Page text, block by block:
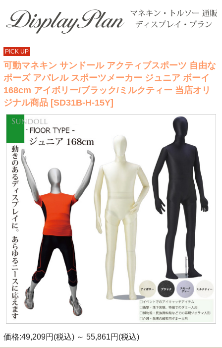
PICK UP
可動マネキン サンドール アクティブスポーツ 自由な
ポーズ アパレル スポーツメーカー ジュニア ボーイ
168cm アイボリー/ブラック/ミルクティー 当店オリ
ジナル商品 [SD31B-H-15Y]
価格:49,209円(税込) ～ 55,861円(税込)